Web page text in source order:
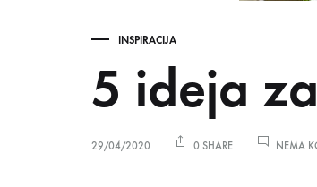
INSPIRACIJA
5 ideja
29/04/2020 0 SHARE NEMA